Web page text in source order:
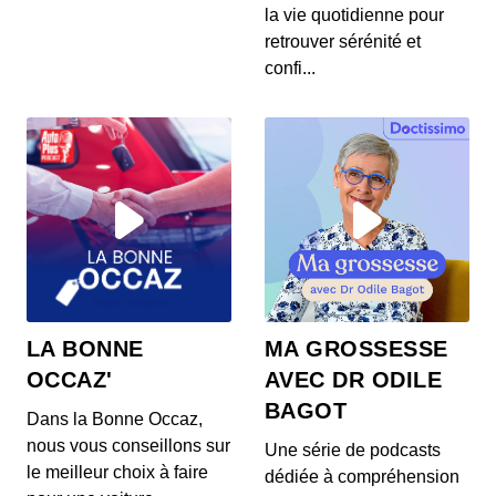
Les destins brisés : Marie-France Pisier
00:04:52 - IL Y A 4 ANS
Dans cet épisode, Closer revient sur le destin
Les destins brisés : Freddie Mercury
00:04:30 - IL Y A 4 ANS
Dans cet épisode, Closer revient sur le destin
brisé de Freddie Mercury, chanteur légendaire
qui...
Les destins brisés : Daniel Balavoine
00:05:02 - IL Y A 4 ANS
Dans cet épisode, Closer revient sur le destin
brisé de Daniel Balavoine. Chanteur populaire et
Les destins brisés : Nino Ferrer
00:04:49 - IL Y A 4 ANS
Dans cet épisode, Closer revient sur le destin
la vie quotidienne pour
retrouver sérénité et
confi...
LA BONNE
OCCAZ'
Dans la Bonne Occaz,
nous vous conseillons sur
le meilleur choix à faire
MA GROSSESSE
AVEC DR ODILE
BAGOT
Une série de podcasts
dédiée à compréhension